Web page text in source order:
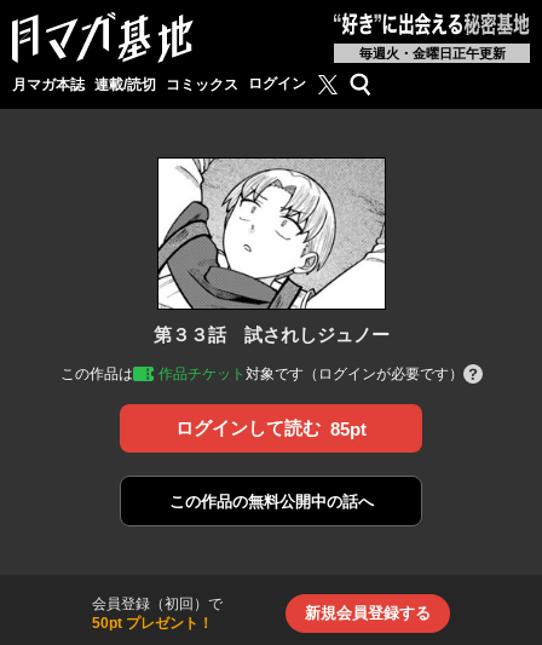
毎週火・金曜日正午更新
月マガ本誌 連載/読切 コミックス ログイン 月マガ基地公式X
検索
第３３話 試されしジュノー
この作品は 作品チケット 対象です（ログインが必要です）
ログインして読む 85pt
この作品の無料公開中の話へ
会員登録（初回）で
50pt プレゼント！
新規会員登録する